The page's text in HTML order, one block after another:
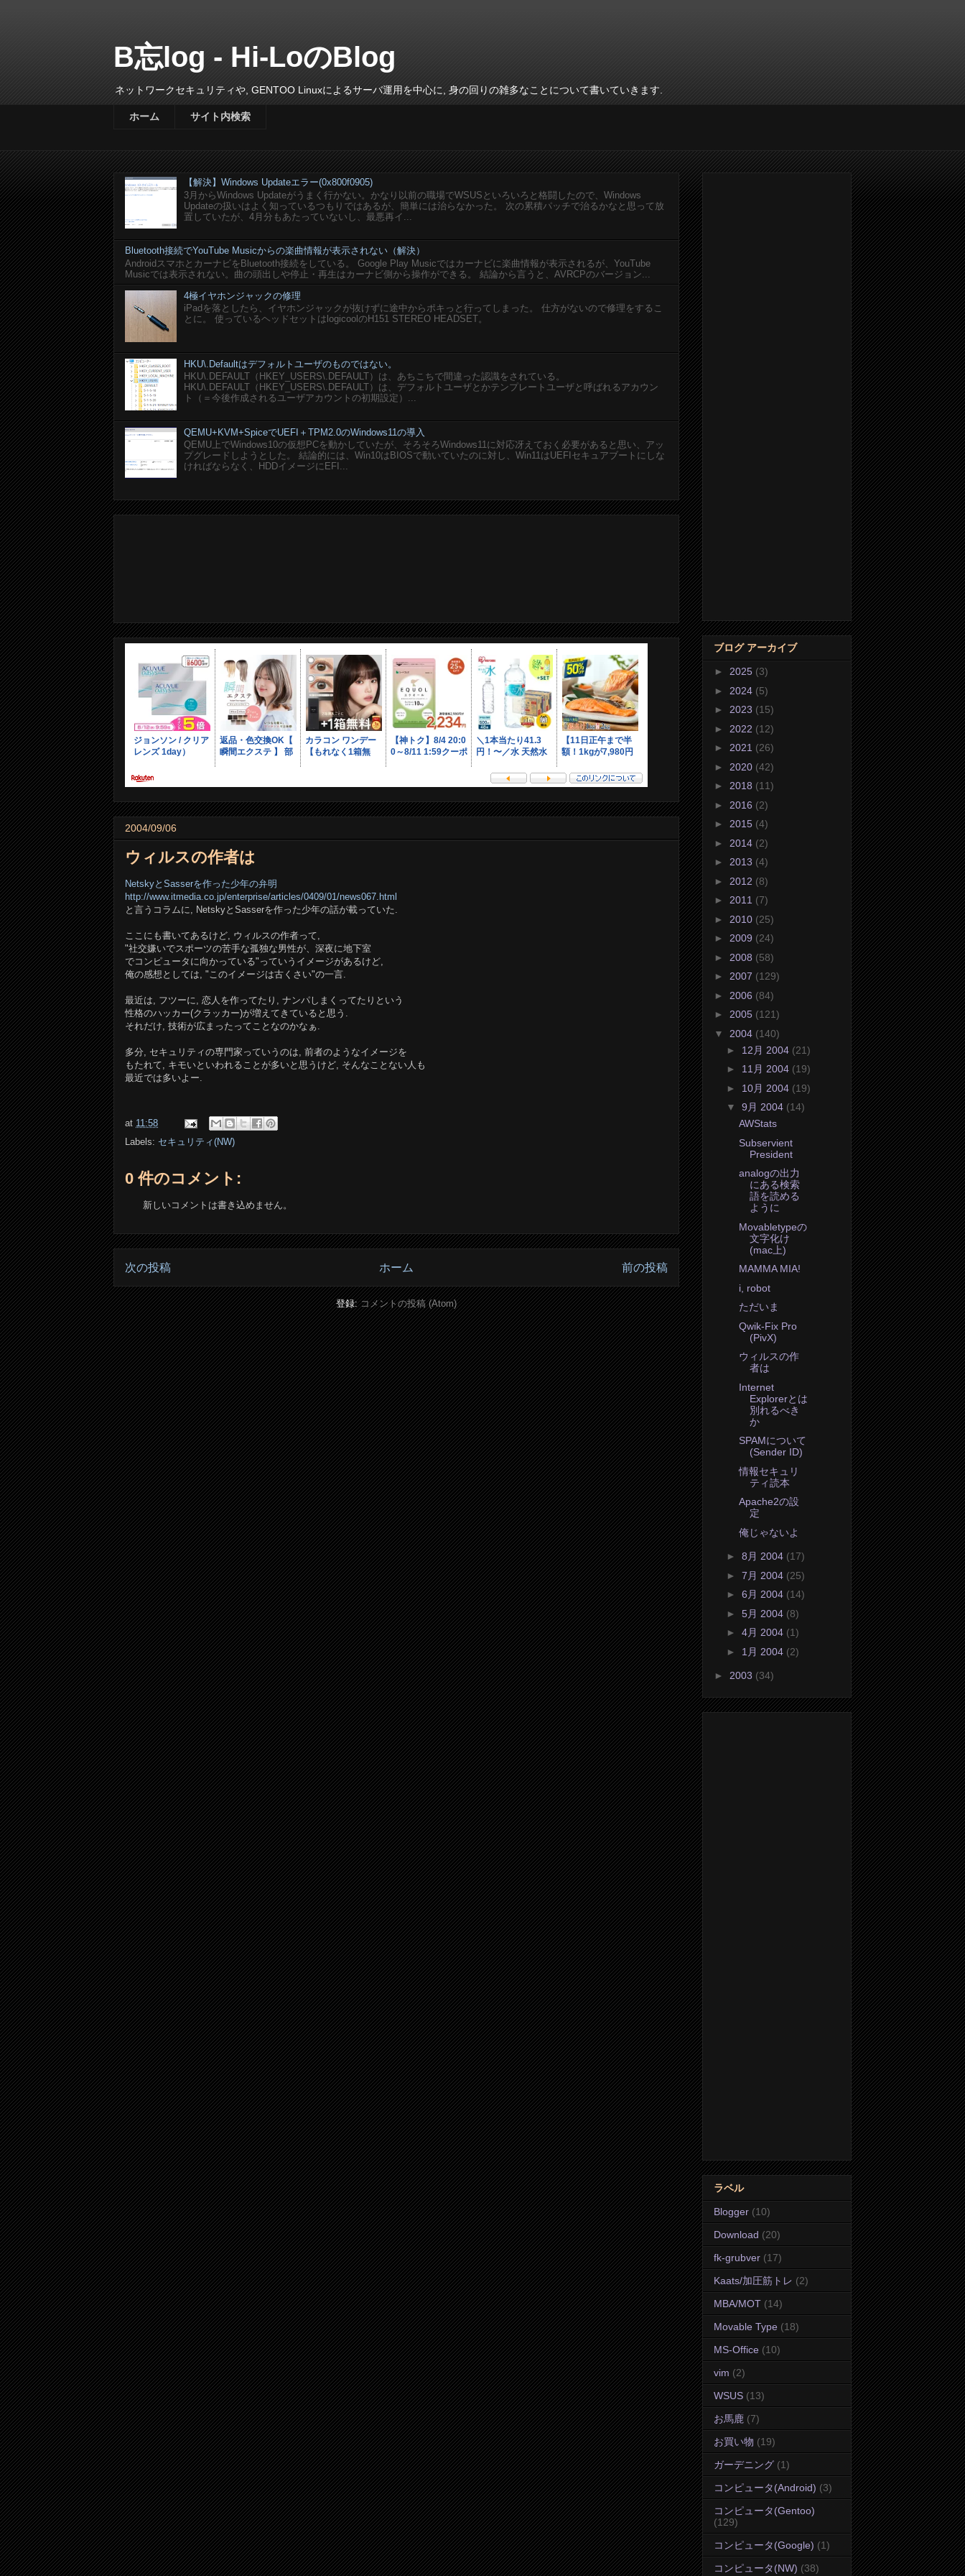
B忘log - Hi-LoのBlog
ネットワークセキュリティや, GENTOO Linuxによるサーバ運用を中心に, 身の回りの雑多なことについて書いていきます.
ホーム サイト内検索
【解決】Windows Updateエラー(0x800f0905)
3月からWindows Updateがうまく行かない。かなり以前の職場でWSUSといろいろと格闘したので、Windows
Updateの扱いはよく知っているつもりではあるが、簡単には治らなかった。 次の累積パッチで治るかなと思って放
置していたが、4月分もあたっていないし、最悪再イ...
Bluetooth接続でYouTube Musicからの楽曲情報が表示されない（解決）
AndroidスマホとカーナビをBluetooth接続をしている。 Google Play Musicではカーナビに楽曲情報が表示されるが、YouTube
Musicでは表示されない。曲の頭出しや停止・再生はカーナビ側から操作ができる。 結論から言うと、AVRCPのバージョン...
4極イヤホンジャックの修理
iPadを落としたら、イヤホンジャックが抜けずに途中からポキっと行ってしまった。 仕方がないので修理をするこ
とに。 使っているヘッドセットはlogicoolのH151 STEREO HEADSET。
HKU\.Defaultはデフォルトユーザのものではない。
HKU\.DEFAULT（HKEY_USERS\.DEFAULT）は、あちこちで間違った認識をされている。
HKU\.DEFAULT（HKEY_USERS\.DEFAULT）は、デフォルトユーザとかテンプレートユーザと呼ばれるアカウン
ト（＝今後作成されるユーザアカウントの初期設定）...
QEMU+KVM+SpiceでUEFI＋TPM2.0のWindows11の導入
QEMU上でWindows10の仮想PCを動かしていたが、そろそろWindows11に対応冴えておく必要があると思い、アッ
プグレードしようとした。 結論的には、Win10はBIOSで動いていたのに対し、Win11はUEFIセキュアブートにしな
ければならなく、HDDイメージにEFI...
2004/09/06
ウィルスの作者は
NetskyとSasserを作った少年の弁明
http://www.itmedia.co.jp/enterprise/articles/0409/01/news067.html
と言うコラムに, NetskyとSasserを作った少年の話が載っていた.
ここにも書いてあるけど, ウィルスの作者って,
"社交嫌いでスポーツの苦手な孤独な男性が、深夜に地下室
でコンピュータに向かっている"っていうイメージがあるけど,
俺の感想としては, "このイメージは古くさい"の一言.
最近は, フツーに, 恋人を作ってたり, ナンパしまくってたりという
性格のハッカー(クラッカー)が増えてきていると思う.
それだけ, 技術が広まったってことなのかなぁ.
多分, セキュリティの専門家っていうのは, 前者のようなイメージを
もたれて, キモいといわれることが多いと思うけど, そんなことない人も
最近では多いよー.
at 11:58
Labels: セキュリティ(NW)
0 件のコメント:
新しいコメントは書き込めません。
次の投稿 前の投稿
ホーム
登録:コメントの投稿 (Atom)
ブログ アーカイブ
► 2025 (3)
► 2024 (5)
► 2023 (15)
► 2022 (12)
► 2021 (26)
► 2020 (42)
► 2018 (11)
► 2016 (2)
► 2015 (4)
► 2014 (2)
► 2013 (4)
► 2012 (8)
► 2011 (7)
► 2010 (25)
► 2009 (24)
► 2008 (58)
► 2007 (129)
► 2006 (84)
► 2005 (121)
▼ 2004 (140)
► 12月 2004 (21)
► 11月 2004 (19)
► 10月 2004 (19)
▼ 9月 2004 (14)
AWStats
Subservient
President
analogの出力
にある検索
語を読める
ように
Movabletypeの
文字化け
(mac上)
MAMMA MIA!
i, robot
ただいま
Qwik-Fix Pro
(PivX)
ウィルスの作
者は
Internet
Explorerとは
別れるべき
か
SPAMについて
(Sender ID)
情報セキュリ
ティ読本
Apache2の設
定
俺じゃないよ
► 8月 2004 (17)
► 7月 2004 (25)
► 6月 2004 (14)
► 5月 2004 (8)
► 4月 2004 (1)
► 1月 2004 (2)
► 2003 (34)
ラベル
Blogger (10)
Download (20)
fk-grubver (17)
Kaats/加圧筋トレ (2)
MBA/MOT (14)
Movable Type (18)
MS-Office (10)
vim (2)
WSUS (13)
お馬鹿 (7)
お買い物 (19)
ガーデニング (1)
コンピュータ(Android) (3)
コンピュータ(Gentoo)
(129)
コンピュータ(Google) (1)
コンピュータ(NW) (38)